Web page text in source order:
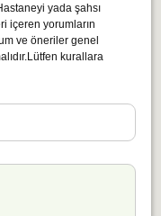
yada şahsı
içeren yorumların
ve öneriler genel
kurallara